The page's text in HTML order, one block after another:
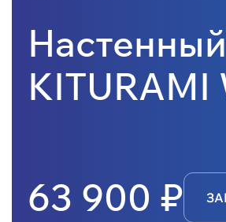
63 900 ₽